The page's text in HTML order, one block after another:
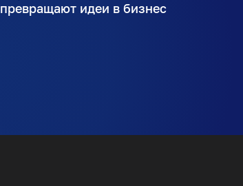
превращают идеи в бизнес